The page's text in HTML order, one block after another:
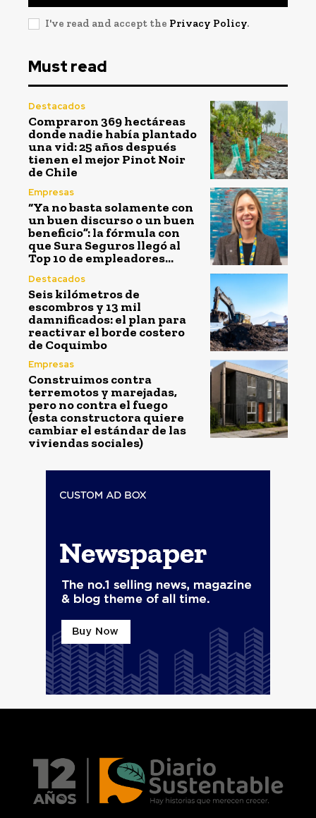
I've read and accept the Privacy Policy.
Must read
Destacados
Compraron 369 hectáreas
donde nadie había plantado
una vid: 25 años después
tienen el mejor Pinot Noir
de Chile
Empresas
“Ya no basta solamente con
un buen discurso o un buen
beneficio”: la fórmula con
que Sura Seguros llegó al
Top 10 de empleadores...
Destacados
Seis kilómetros de
escombros y 13 mil
damnificados: el plan para
reactivar el borde costero
de Coquimbo
Empresas
Construimos contra
terremotos y marejadas,
pero no contra el fuego
(esta constructora quiere
cambiar el estándar de las
viviendas sociales)